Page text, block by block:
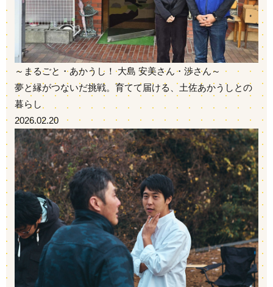
～まるごと・あかうし！ ⼤島 安美さん・渉さん～
夢と縁がつないだ挑戦。育てて届ける、土佐あかうしとの
暮らし
2026.02.20